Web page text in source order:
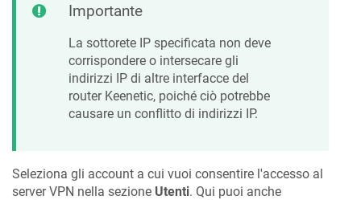
Importante
La sottorete IP specificata non deve
corrispondere o intersecare gli
indirizzi IP di altre interfacce del
router Keenetic, poiché ciò potrebbe
causare un conflitto di indirizzi IP.
Seleziona gli account a cui vuoi consentire l'accesso al
server VPN nella sezione Utenti. Qui puoi anche